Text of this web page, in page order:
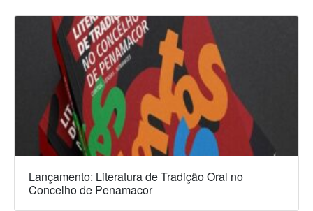
Lançamento: Literatura de Tradição Oral no
Concelho de Penamacor